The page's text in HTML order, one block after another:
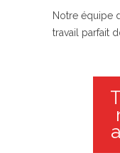
Notre équipe
travail parfait